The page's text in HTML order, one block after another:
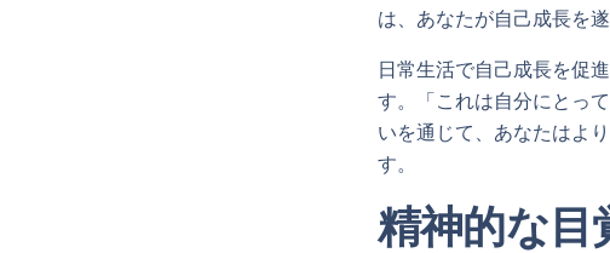
は、あなたが自己成長を
日常生活で自己成長を促
す。「これは自分にとっ
いを通じて、あなたはよ
す。
精神的な目